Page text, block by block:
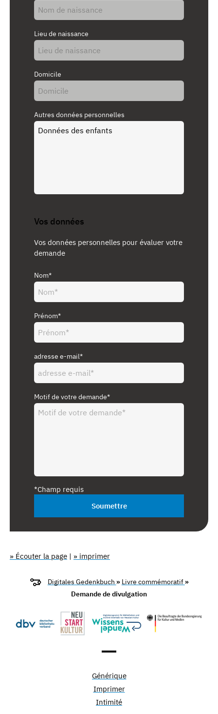
Lieu de naissance
Domicile
Autres données personnelles
Vos données
Vos données personnelles pour évaluer votre
demande
Nom*
Prénom*
adresse e-mail*
Motif de votre demande*
*Champ requis
Soumettre
» Écouter la page | » imprimer
Digitales Gedenkbuch » Livre commémoratif »
Demande de divulgation
Générique
Imprimer
Intimité